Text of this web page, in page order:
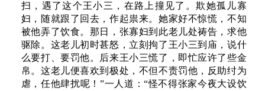
扫，遇了这个王小三，在路上撞见了。欺她孤儿寡
妇，随就跟了回去，作起祟来。她家好不惊慌，不知
被他弄了饮食。那日，张寡妇到此老儿处祷告，求他
驱除。这老儿初时甚怒，立刻拘了王小三到庙，说什
么要打、要罚他。后来王小三慌了，即忙应许了些金
帛。这老儿便喜欢到极处，不但不责罚他，反助纣为
虐，任他肆扰呢！”一人道：“怪不得张家今夜大设饮